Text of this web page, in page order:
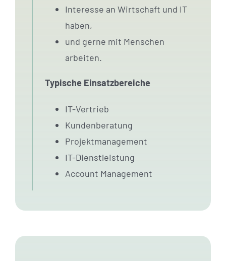
Interesse an Wirtschaft und IT
haben,
und gerne mit Menschen
arbeiten.
Typische Einsatzbereiche
IT-Vertrieb
Kundenberatung
Projektmanagement
IT-Dienstleistung
Account Management